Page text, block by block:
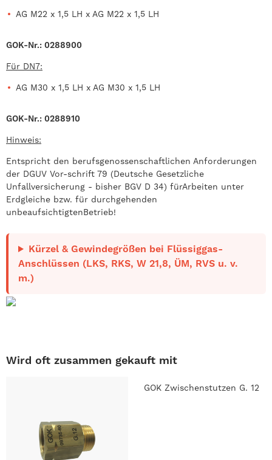
AG M22 x 1,5 LH x AG M22 x 1,5 LH
GOK-Nr.: 0288900
Für DN7:
AG M30 x 1,5 LH x AG M30 x 1,5 LH
GOK-Nr.: 0288910
Hinweis:
Entspricht den berufsgenossenschaftlichen Anforderungen
der DGUV Vor-schrift 79 (Deutsche Gesetzliche
Unfallversicherung - bisher BGV D 34) fürArbeiten unter
Erdgleiche bzw. für durchgehenden
unbeaufsichtigtenBetrieb!
Kürzel & Gewindegrößen bei Flüssiggas-
Anschlüssen (LKS, RKS, W 21,8, ÜM, RVS u. v.
m.)
Wird oft zusammen gekauft mit
GOK Zwischenstutzen G. 12